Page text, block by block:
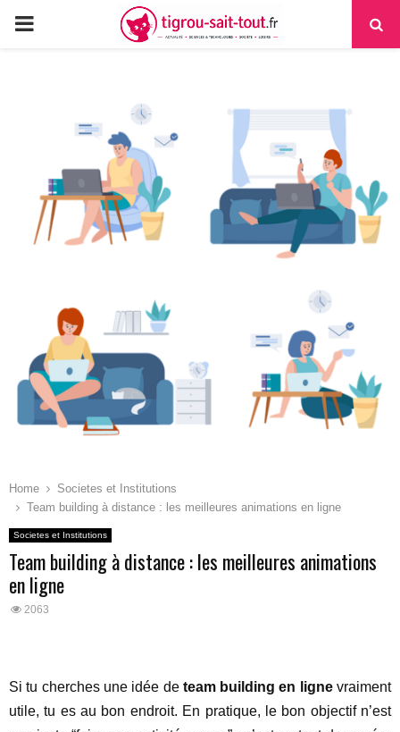
PRIMARY
Home
Societes et Institutions
Team building à distance : les meilleures animations en ligne
Societes et Institutions
Team building à distance : les meilleures animations
en ligne
2063
Si tu cherches une idée de team building en lignevraiment
utile, tu es au bon endroit. En pratique, le bon objectif n’est